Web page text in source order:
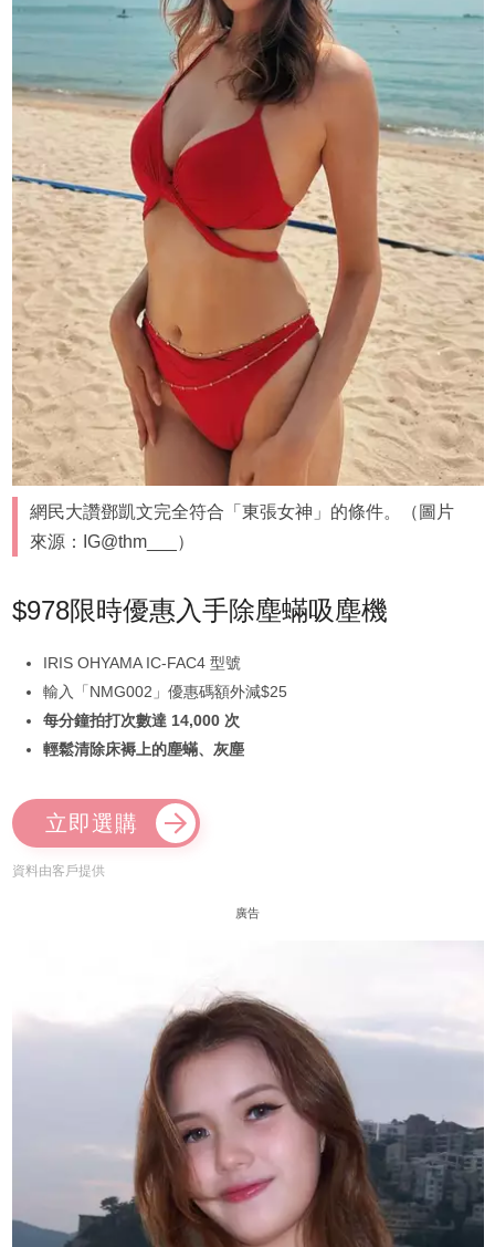
網民大讚鄧凱文完全符合「東張女神」的條件。（圖片
來源：IG@thm___）
$978限時優惠入手除塵蟎吸塵機
IRIS OHYAMA IC-FAC4 型號
輸入「NMG002」優惠碼額外減$25
每分鐘拍打次數達 14,000 次
輕鬆清除床褥上的塵蟎、灰塵
立即選購
資料由客戶提供
廣告